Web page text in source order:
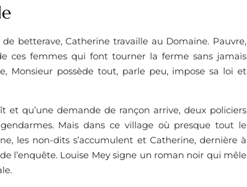
betterave, Catherine travaille au Domaine. Pauvre,
ces femmes qui font tourner la ferme sans jamais
Monsieur possède tout, parle peu, impose sa loi et
qu’une demande de rançon arrive, deux policiers
Mais dans ce village où presque tout le
les non-dits s’accumulent et Catherine, dernière à
l’enquête. Louise Mey signe un roman noir qui mêle